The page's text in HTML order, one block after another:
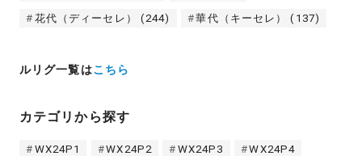
花代（ディーセレ） (244) 華代（キーセレ） (137)
ルリグ一覧はこちら
カテゴリから探す
WX24P1 WX24P2 WX24P3 WX24P4